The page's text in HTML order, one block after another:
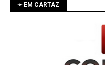
➛ EM CARTAZ